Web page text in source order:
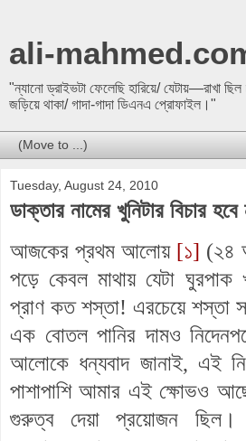
ali-
"ন্যানো ড্রাইভটা ফেলেছি হারিয়ে/ যেটায়—রাখা
জড়িয়ে থাকা/ গাদা-গাদা ডিএনএ প্রোফাইল।"
Tuesday, August 24, 2010
ডাক্তার নামের খুনিটার বিচার
আজকের প্রথম আলোয় [১] (২৪
পড়ে কেবল মাথায় যেটা ঘুরপাক
প্রাণ কত শস্তা! এরচেয়ে শস্তা
এক বোতল পানির দামও
আলোকে ধন্যবাদ জানাই, এই
পাশাপাশি আমার এই ক্ষোভও
গুরুত্ব দেয়া প্রয়োজন ছিল।